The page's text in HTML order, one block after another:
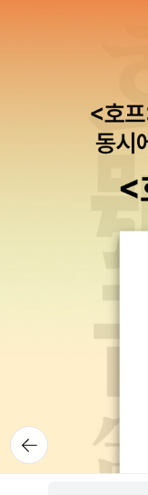
쌓아온 문명의 혜택은
특징이 드러난다. 그는
아 음파렐레는 아프리카 흑
문학의 신호탄 “남아공
들의 자서전이라는 사
이 책은 내가 이제껏 쓴
파르트헤이트와 흑인
되었고, 흑인 작가들은
유색인들에 대한 탄압
단사를 ‘망명의 문단사
아파르트헤이트 체제
을 잘 드러내고 큰 충격
의가 크다. 음파렐레는
남아공의 아파르트헤이
분리 자체가 독자로 하
어나가면서 슬슬 차오
착같이 살아가는 모습
지배와 피지배, 수탈과
해서 밥맛이 없어지기
결론으로 아프리카가
다. 내가 읽어본 한계
라 역시 경험한 식민통
의 공통적으로 발생한
항의 모습 정도로 이야
植民) 주제가 식민 후
적으로 자연스럽다는
>, 벤 오크리의 <굶주
스 요사가 쓴 일련의 작
없이 많다. 사실 멀리
소설 이후 무더기로
천포로 흐르는 걸 막기
(反)식민 문학을 거친
식민을 넘어 진정한 아
다. 이후 나이지리아에
이 등장하는데, 바로 치
뒤로가
기